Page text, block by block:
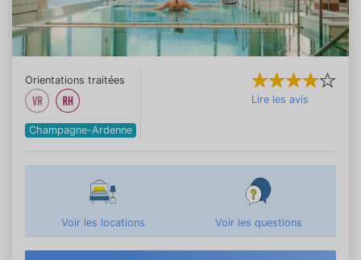
Orientations traitées
Champagne-Ardenne
Lire les avis
Voir les locations Voir les questions